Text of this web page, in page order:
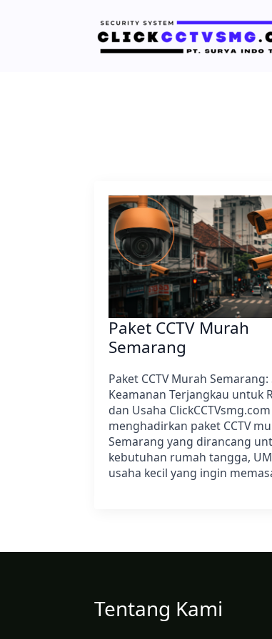
Paket CCTV Murah
Semarang
Paket CCTV Murah Semarang:
Keamanan Terjangkau untuk
dan Usaha ClickCCTVsmg.com
menghadirkan paket CCTV
Semarang yang dirancang
kebutuhan rumah tangga,
usaha kecil yang ingin
Tentang Kami